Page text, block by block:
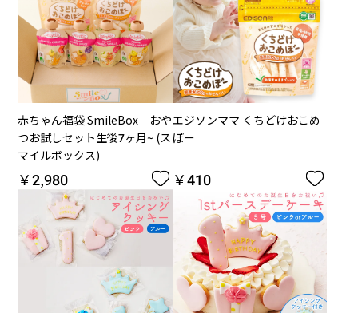
赤ちゃん福袋 SmileBox おや
つお試しセット生後7ヶ月~ (ス
マイルボックス)
￥2,980 
エジソンママ くちどけおこめ
ぼー
￥410 